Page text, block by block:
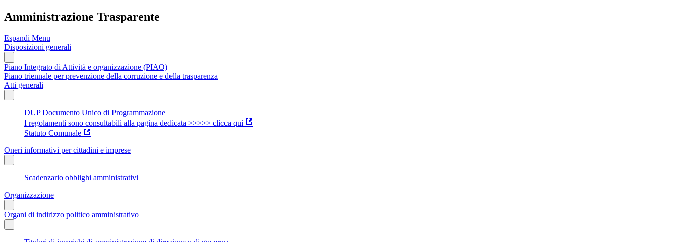
Amministrazione Trasparente
Espandi Menu
Disposizioni generali
Piano Integrato di Attività e organizzazione (PIAO)
Piano triennale per prevenzione della corruzione e della trasparenza
Atti generali
DUP Documento Unico di Programmazione
I regolamenti sono consultabili alla pagina dedicata >>>>> clicca qui
Statuto Comunale
Oneri informativi per cittadini e imprese
Scadenzario obblighi amministrativi
Organizzazione
Organi di indirizzo politico amministrativo